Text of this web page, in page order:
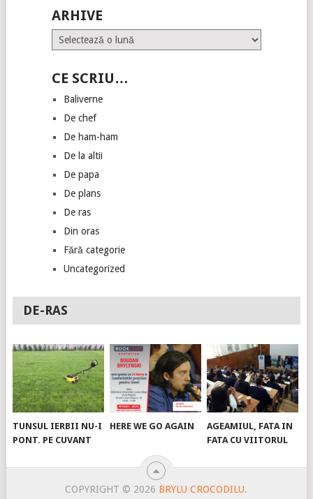
ARHIVE
Arhive
CE SCRIU…
Baliverne
De chef
De ham-ham
De la altii
De papa
De plans
De ras
Din oras
Fără categorie
Uncategorized
DE-RAS
TUNSUL IERBII NU-I
PONT. PE CUVANT
HERE WE GO AGAIN
AGEAMIUL, FATA IN
FATA CU VIITORUL
COPYRIGHT © 2026 BRYLU CROCODILU.